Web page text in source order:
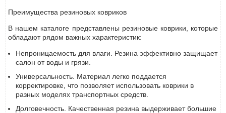
Преимущества резиновых ковриков
В нашем каталоге представлены резиновые коврики, которые
обладают рядом важных характеристик:
Непроницаемость для влаги. Резина эффективно защищает
салон от воды и грязи.
Универсальность. Материал легко поддается
корректировке, что позволяет использовать коврики в
разных моделях транспортных средств.
Долговечность. Качественная резина выдерживает большие